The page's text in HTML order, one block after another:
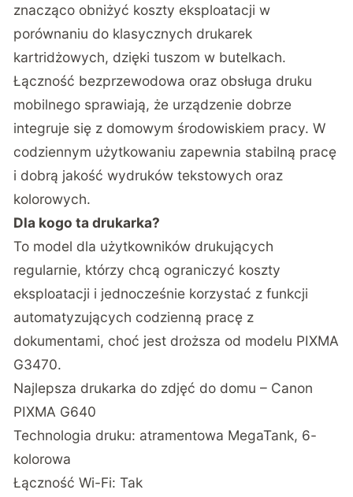
znacząco obniżyć koszty eksploatacji w
porównaniu do klasycznych drukarek
kartridżowych, dzięki tuszom w butelkach.
Łączność bezprzewodowa oraz obsługa druku
mobilnego sprawiają, że urządzenie dobrze
integruje się z domowym środowiskiem pracy. W
codziennym użytkowaniu zapewnia stabilną pracę
i dobrą jakość wydruków tekstowych oraz
kolorowych.
Dla kogo ta drukarka?
To model dla użytkowników drukujących
regularnie, którzy chcą ograniczyć koszty
eksploatacji i jednocześnie korzystać z funkcji
automatyzujących codzienną pracę z
dokumentami, choć jest droższa od modelu PIXMA
G3470.
Najlepsza drukarka do zdjęć do domu – Canon
PIXMA G640
Technologia druku: atramentowa MegaTank, 6-
kolorowa
Łączność Wi-Fi: Tak